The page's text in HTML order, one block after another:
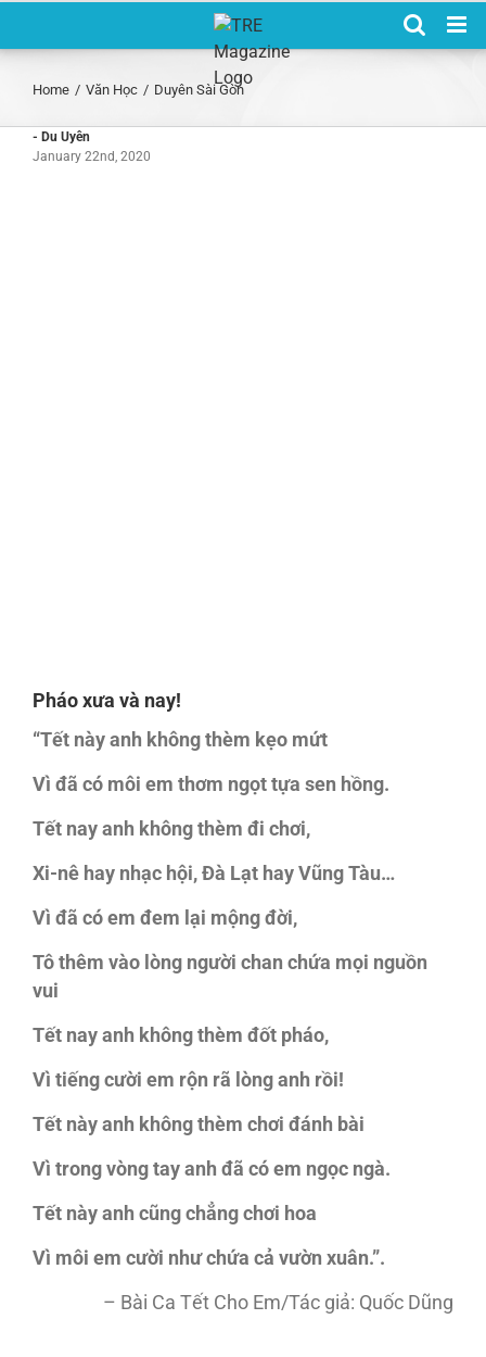
Home / Văn Học / Duyên Sài Gòn
- Du Uyên
January 22nd, 2020
Pháo xưa và nay!
“Tết này anh không thèm kẹo mứt
Vì đã có môi em thơm ngọt tựa sen hồng.
Tết nay anh không thèm đi chơi,
Xi-nê hay nhạc hội, Đà Lạt hay Vũng Tàu…
Vì đã có em đem lại mộng đời,
Tô thêm vào lòng người chan chứa mọi nguồn
vui
Tết nay anh không thèm đốt pháo,
Vì tiếng cười em rộn rã lòng anh rồi!
Tết này anh không thèm chơi đánh bài
Vì trong vòng tay anh đã có em ngọc ngà.
Tết này anh cũng chẳng chơi hoa
Vì môi em cười như chứa cả vườn xuân.”.
– Bài Ca Tết Cho Em/Tác giả: Quốc Dũng